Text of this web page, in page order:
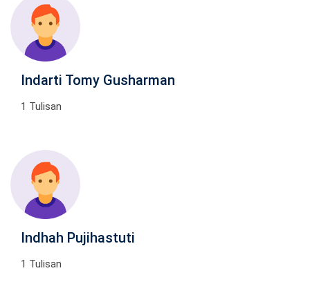
Indarti Tomy Gusharman
1 Tulisan
Indhah Pujihastuti
1 Tulisan